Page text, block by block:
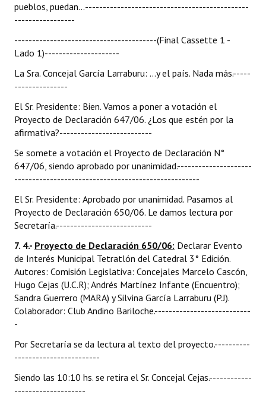
pueblos, puedan...----------------------------------------------
-----------------
----------------------------------------(Final Cassette 1 -
Lado 1)---------------------
La Sra. Concejal García Larraburu: ...y el país. Nada más.-----
---------------
El Sr. Presidente: Bien. Vamos a poner a votación el
Proyecto de Declaración 647/06. ¿Los que estén por la
afirmativa?--------------------------
Se somete a votación el Proyecto de Declaración N°
647/06, siendo aprobado por unanimidad.---------------------
----------------------------------------------------
El Sr. Presidente: Aprobado por unanimidad. Pasamos al
Proyecto de Declaración 650/06. Le damos lectura por
Secretaría.---------------------------
7. 4.- Proyecto de Declaración 650/06: Declarar Evento
de Interés Municipal Tetratlón del Catedral 3° Edición.
Autores: Comisión Legislativa: Concejales Marcelo Cascón,
Hugo Cejas (U.C.R); Andrés Martínez Infante (Encuentro);
Sandra Guerrero (MARA) y Silvina García Larraburu (P.J).
Colaborador: Club Andino Bariloche.---------------------------
-
Por Secretaría se da lectura al texto del proyecto.----------
------------------------
Siendo las 10:10 hs. se retira el Sr. Concejal Cejas.------------
--------------------